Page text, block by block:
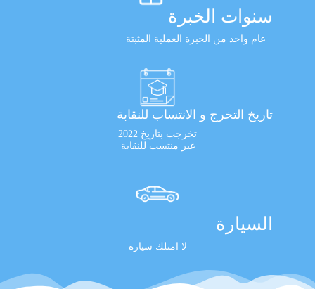
سنوات الخبرة
عام واحد من الخبرة العملية المثبتة
تاريخ التخرج و الانتساب للنقابة
تخرجت بتاريخ 2022
غير منتسب للنقابة
السيارة
لا امتلك سيارة